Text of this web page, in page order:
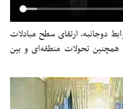
دوجانبه، ارتقای سطح مبادلات
تحولات منطقه‌ای و بین